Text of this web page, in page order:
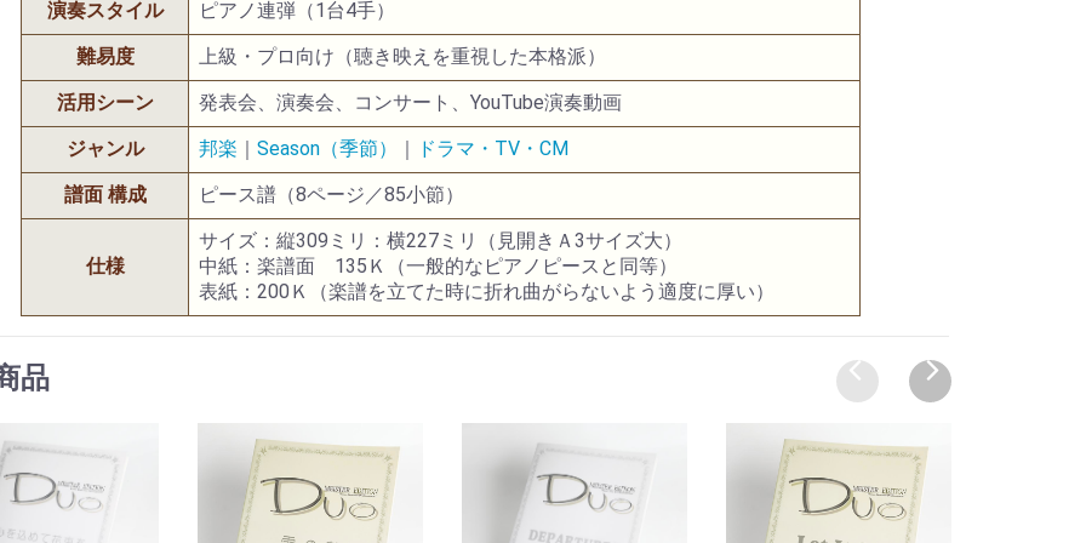
演奏スタイル
ピアノ連弾（1台4手）
難易度
上級・プロ向け（聴き映えを重視した本格派）
活用シーン
発表会、演奏会、コンサート、YouTube演奏動画
ジャンル
邦楽 ｜Season（季節） ｜
ドラマ・TV・CM
譜面 構成
ピース譜（8ページ／85小節）
仕様
サイズ：縦309ミリ：横227ミリ（見開きＡ3サイズ大）
中紙：楽譜面 135Ｋ（一般的なピアノピースと同等）
表紙：200Ｋ（楽譜を立てた時に折れ曲がらないよう適度に厚い）
品